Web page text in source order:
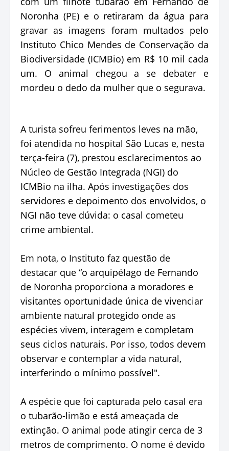
Noronha (PE) e o retiraram da água para
gravar as imagens foram multados pelo
Instituto Chico Mendes de Conservação da
Biodiversidade (ICMBio) em R$ 10 mil cada
um. O animal chegou a se debater e
mordeu o dedo da mulher que o segurava.
A turista sofreu ferimentos leves na mão,
foi atendida no hospital São Lucas e, nesta
terça-feira (7), prestou esclarecimentos ao
Núcleo de Gestão Integrada (NGI) do
ICMBio na ilha. Após investigações dos
servidores e depoimento dos envolvidos, o
NGI não teve dúvida: o casal cometeu
crime ambiental.
Em nota, o Instituto faz questão de
destacar que “o arquipélago de Fernando
de Noronha proporciona a moradores e
visitantes oportunidade única de vivenciar
ambiente natural protegido onde as
espécies vivem, interagem e completam
seus ciclos naturais. Por isso, todos devem
observar e contemplar a vida natural,
interferindo o mínimo possível".
A espécie que foi capturada pelo casal era
o tubarão-limão e está ameaçada de
extinção. O animal pode atingir cerca de 3
metros de comprimento. O nome é devido